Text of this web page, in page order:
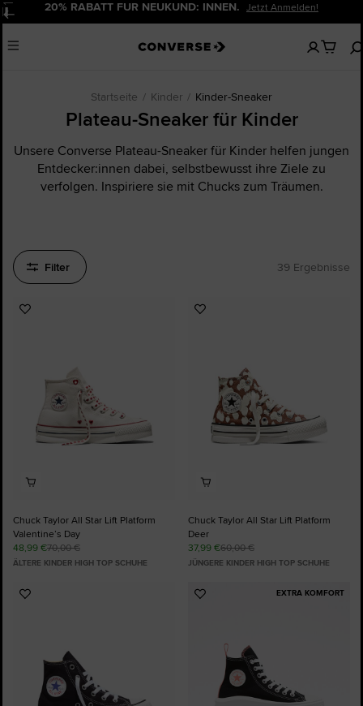
Pause 20% RABATT FÜR NEUKUND: INNEN. Jetzt Anmelden!
Menu
Keine
artikel
Startseite Kinder Kinder-Sneaker
Plateau-Sneaker für Kinder
Unsere Converse Plateau-Sneaker für Kinder helfen jungen
Entdecker:innen dabei, selbstbewusst ihre Ziele zu
verfolgen. Inspiriere sie mit Chucks zum Träumen.
Filter 39 Ergebnisse
Zu
Chuck Taylor All Star Lift Platform
Valentine’s Day
48,99 €70,00 €
ÄLTERE KINDER HIGH TOP SCHUHE
Zu
Chuck Taylor All Star Lift Platform
Deer
37,99 €60,00 €
JÜNGERE KINDER HIGH TOP SCHUHE
Zu
EXTRA KOMFORT
Zu